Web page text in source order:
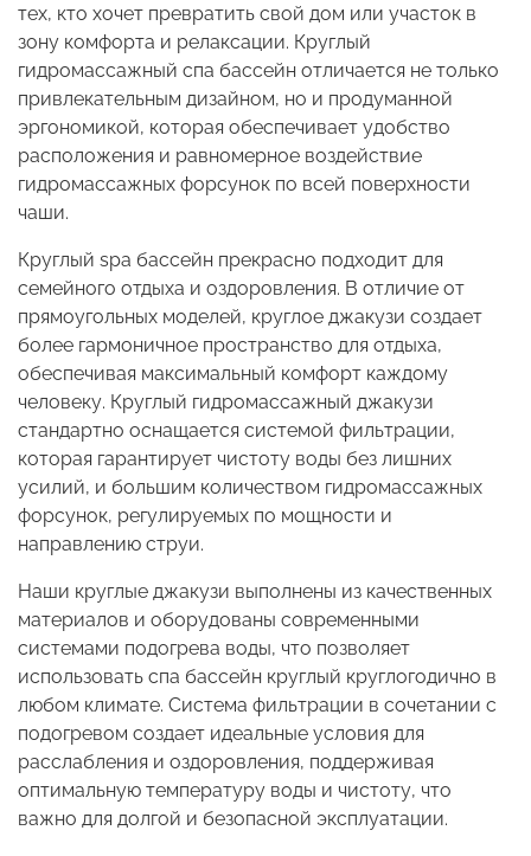
тех, кто хочет превратить свой дом или участок в
зону комфорта и релаксации. Круглый
гидромассажный спа бассейн отличается не только
привлекательным дизайном, но и продуманной
эргономикой, которая обеспечивает удобство
расположения и равномерное воздействие
гидромассажных форсунок по всей поверхности
чаши.
Круглый spa бассейн прекрасно подходит для
семейного отдыха и оздоровления. В отличие от
прямоугольных моделей, круглое джакузи создает
более гармоничное пространство для отдыха,
обеспечивая максимальный комфорт каждому
человеку. Круглый гидромассажный джакузи
стандартно оснащается системой фильтрации,
которая гарантирует чистоту воды без лишних
усилий, и большим количеством гидромассажных
форсунок, регулируемых по мощности и
направлению струи.
Наши круглые джакузи выполнены из качественных
материалов и оборудованы современными
системами подогрева воды, что позволяет
использовать спа бассейн круглый круглогодично в
любом климате. Система фильтрации в сочетании с
подогревом создает идеальные условия для
расслабления и оздоровления, поддерживая
оптимальную температуру воды и чистоту, что
важно для долгой и безопасной эксплуатации.